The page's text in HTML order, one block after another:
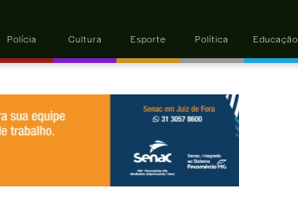
Polícia Cultura Esporte Política Educação